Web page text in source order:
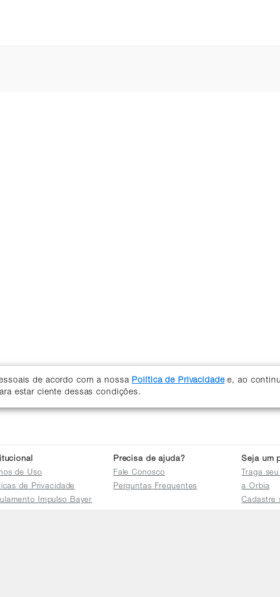
de acordo com a nossa Política de Privacidadee, ao
estar ciente dessas condições.
de Uso
de Privacidade
Impulso Bayer
Precisa de ajuda?
Fale Conosco
Perguntas Frequentes
Seja um
Traga
a Orbia
Cadastre